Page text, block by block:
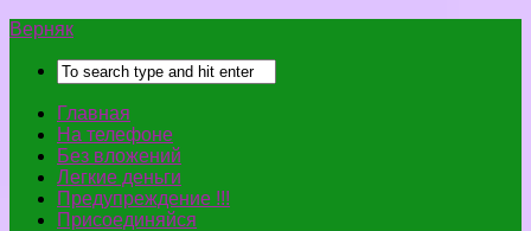
Верняк
Главная
На телефоне
Без вложений
Легкие деньги
Предупреждение !!!
Присоединяйся